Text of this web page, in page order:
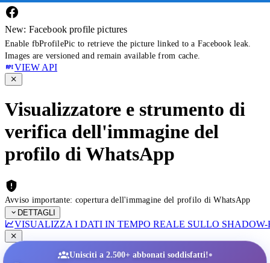
New: Facebook profile pictures
Enable fbProfilePic to retrieve the picture linked to a Facebook leak.
Images are versioned and remain available from cache.
VIEW API
Visualizzatore e strumento di
verifica dell'immagine del
profilo di WhatsApp
Avviso importante: copertura dell'immagine del profilo di WhatsApp
DETTAGLI
VISUALIZZA I DATI IN TEMPO REALE SULLO
Unisciti a 2.500+ abbonati soddisfatti!•